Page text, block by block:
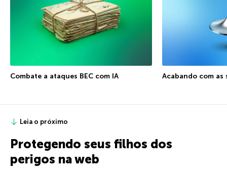
Combate a ataques BEC com IA Acabando com
Leia o próximo
Protegendo seus filhos dos
perigos na web